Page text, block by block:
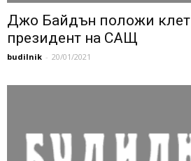
Джо Байдън положи
президент на САЩ
budilnik - 20/01/2021